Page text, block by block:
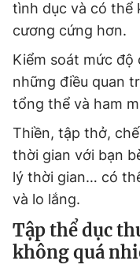
tình dục và có thể
cương cứng hơn.
Kiểm soát mức
những điều quan
tổng thể và ham
Thiền, tập thở,
thời gian với bạn
lý thời gian… có
và lo lắng.
Tập thể dục
không quá